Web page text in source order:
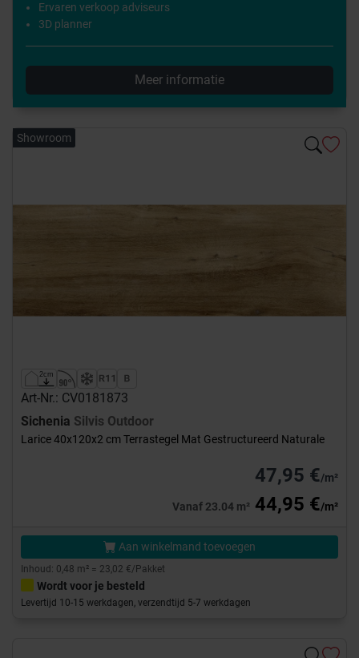
Ervaren verkoop adviseurs
3D planner
Meer informatie
Showroom
Art-Nr.: CV0181873
Sichenia Silvis Outdoor
Larice 40x120x2 cm Terrastegel Mat Gestructureerd Naturale
47,95 €/m²
Vanaf 23.04 m² 44,95 €/m²
Aan winkelmand toevoegen
Inhoud: 0,48 m² = 23,02 €/Pakket
Wordt voor je besteld
Levertijd 10-15 werkdagen, verzendtijd 5-7 werkdagen